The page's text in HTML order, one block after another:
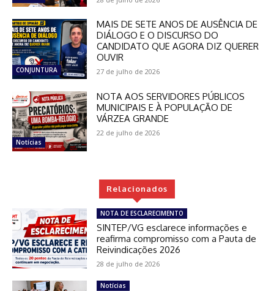
CONJUNTURA
MAIS DE SETE ANOS DE AUSÊNCIA DE
DIÁLOGO E O DISCURSO DO
CANDIDATO QUE AGORA DIZ QUERER
OUVIR
27 de julho de 2026
Notícias
NOTA AOS SERVIDORES PÚBLICOS
MUNICIPAIS E À POPULAÇÃO DE
VÁRZEA GRANDE
22 de julho de 2026
Relacionados
NOTA DE ESCLARECIMENTO
SINTEP/VG esclarece informações e
reafirma compromisso com a Pauta de
Reivindicações 2026
28 de julho de 2026
Notícias